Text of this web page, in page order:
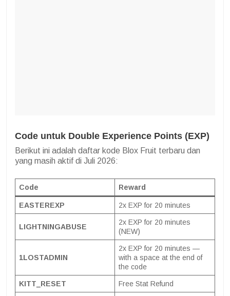
Code untuk Double Experience Points (EXP)
Berikut ini adalah daftar kode Blox Fruit terbaru dan
yang masih aktif di Juli 2026:
Code Reward
EASTEREXP 2x EXP for 20 minutes
LIGHTNINGABUSE
2x EXP for 20 minutes
(NEW)
1LOSTADMIN
2x EXP for 20 minutes —
with a space at the end of
the code
KITT_RESET Free Stat Refund